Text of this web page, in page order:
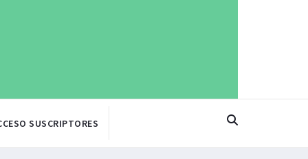
SUSCRIPTORES